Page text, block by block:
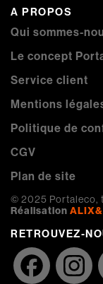
A PROPOS
Qui sommes-
Le concept
Service client
Mentions
Politique de
CGV
Plan de site
© 2025 Portaleco,
Réalisation
RETROUVEZ-